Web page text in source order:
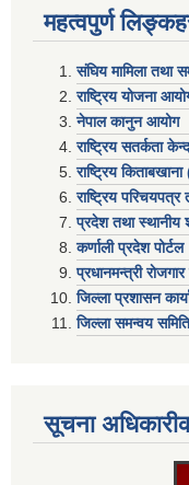
महत्वपुर्ण
संघिय मामिला तथा
राष्ट्रिय योजना
नेपाल कानुन आयोग
राष्ट्रिय सतर्कता
राष्ट्रिय
राष्ट्रिय
प्रदेश तथा स्थानीय
कर्णाली प्रदेश पोर्टल
प्रधानमन्त्री
जिल्ला प्रशासन
जिल्ला समन्वय
सूचना